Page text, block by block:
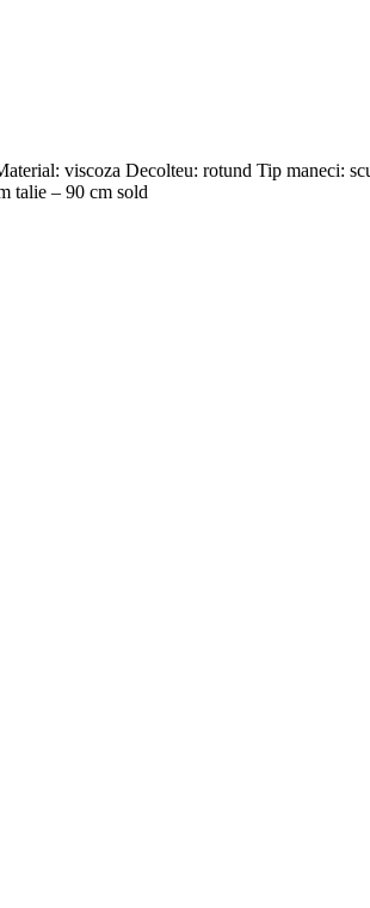
viscoza Decolteu: rotund Tip maneci:
talie – 90 cm sold